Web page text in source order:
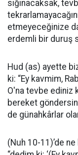
sığınacaksak,
etmeyeceğinize
erdemli bir duruş
Hud (as) ayette
ki: “Ey kavmim,
O'na tevbe ediniz
bereket
de günahkârlar
(Nuh 10-11)’de